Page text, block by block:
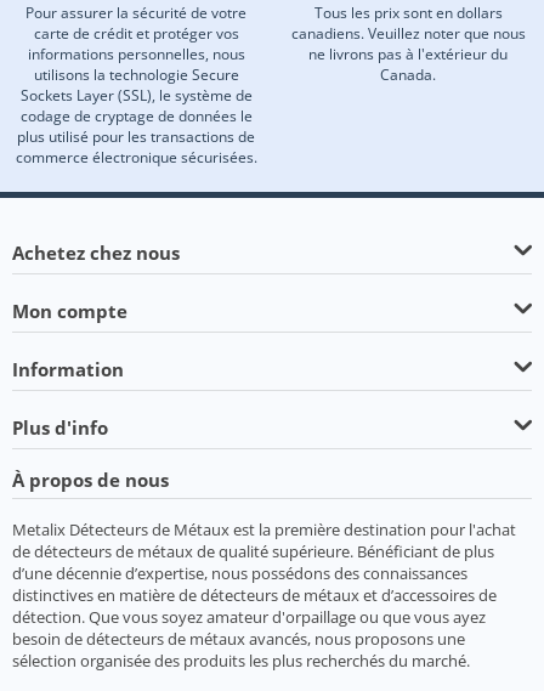
Pour assurer la sécurité de votre
carte de crédit et protéger vos
informations personnelles, nous
utilisons la technologie Secure
Sockets Layer (SSL), le système de
codage de cryptage de données le
plus utilisé pour les transactions de
commerce électronique sécurisées.
Tous les prix sont en dollars
canadiens. Veuillez noter que nous
ne livrons pas à l'extérieur du
Canada.
Achetez chez nous
Mon compte
Information
Plus d'info
À propos de nous
Metalix Détecteurs de Métaux est la première destination pour l'achat
de détecteurs de métaux de qualité supérieure. Bénéficiant de plus
d’une décennie d’expertise, nous possédons des connaissances
distinctives en matière de détecteurs de métaux et d’accessoires de
détection. Que vous soyez amateur d'orpaillage ou que vous ayez
besoin de détecteurs de métaux avancés, nous proposons une
sélection organisée des produits les plus recherchés du marché.